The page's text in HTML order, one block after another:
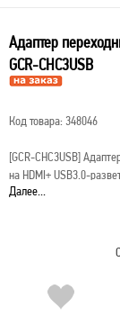
Адаптер
GCR-CHC3USB
Код товара: 348046
[GCR-CHC3USB]
на HDMI+ USB3.0-
Далее...